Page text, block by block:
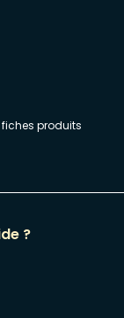
produits
?